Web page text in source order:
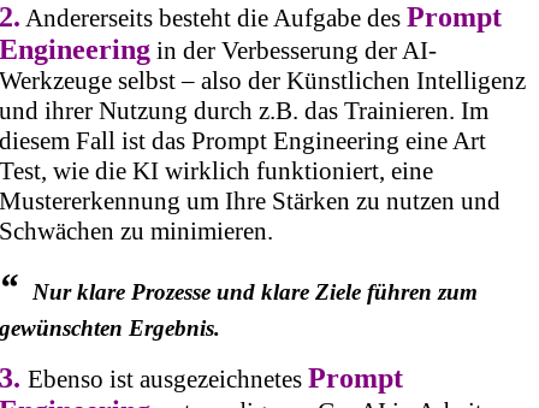
2. Andererseits besteht die Aufgabe desPrompt
Engineering in der Verbesserung der AI-
Werkzeuge selbst – also der Künstlichen Intelligenz
und ihrer Nutzung durch z.B. das Trainieren. Im
diesem Fall ist das Prompt Engineering eine Art
Test, wie die KI wirklich funktioniert, eine
Mustererkennung um Ihre Stärken zu nutzen und
Schwächen zu minimieren.
“ Nur klare Prozesse und klare Ziele führen zum
gewünschten Ergebnis.
3.Ebenso ist ausgezeichnetesPrompt